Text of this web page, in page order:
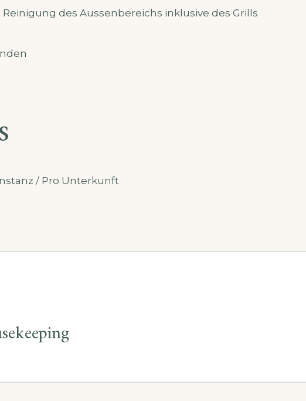
des Aussenbereichs inklusive des Grills
/ Pro Unterkunft